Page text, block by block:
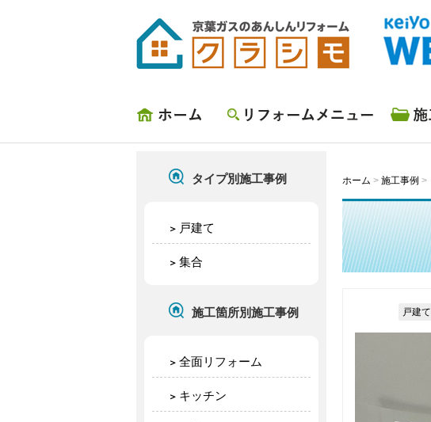
ホーム > 施工事例 >
戸建て
タイプ別施工事例
戸建て
集合
施工箇所別施工事例
全面リフォーム
キッチン